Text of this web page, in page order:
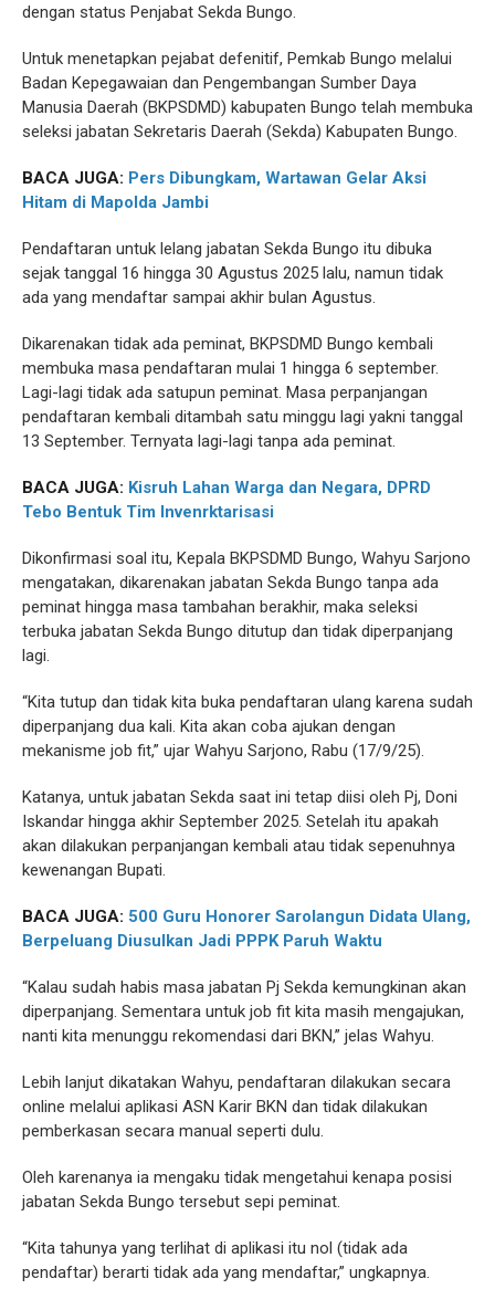
dengan status Penjabat Sekda Bungo.
Untuk menetapkan pejabat defenitif, Pemkab Bungo melalui
Badan Kepegawaian dan Pengembangan Sumber Daya
Manusia Daerah (BKPSDMD) kabupaten Bungo telah membuka
seleksi jabatan Sekretaris Daerah (Sekda) Kabupaten Bungo.
BACA JUGA: Pers Dibungkam, Wartawan Gelar Aksi
Hitam di Mapolda Jambi
Pendaftaran untuk lelang jabatan Sekda Bungo itu dibuka
sejak tanggal 16 hingga 30 Agustus 2025 lalu, namun tidak
ada yang mendaftar sampai akhir bulan Agustus.
Dikarenakan tidak ada peminat, BKPSDMD Bungo kembali
membuka masa pendaftaran mulai 1 hingga 6 september.
Lagi-lagi tidak ada satupun peminat. Masa perpanjangan
pendaftaran kembali ditambah satu minggu lagi yakni tanggal
13 September. Ternyata lagi-lagi tanpa ada peminat.
BACA JUGA: Kisruh Lahan Warga dan Negara, DPRD
Tebo Bentuk Tim Invenrktarisasi
Dikonfirmasi soal itu, Kepala BKPSDMD Bungo, Wahyu Sarjono
mengatakan, dikarenakan jabatan Sekda Bungo tanpa ada
peminat hingga masa tambahan berakhir, maka seleksi
terbuka jabatan Sekda Bungo ditutup dan tidak diperpanjang
lagi.
“Kita tutup dan tidak kita buka pendaftaran ulang karena sudah
diperpanjang dua kali. Kita akan coba ajukan dengan
mekanisme job fit,” ujar Wahyu Sarjono, Rabu (17/9/25).
Katanya, untuk jabatan Sekda saat ini tetap diisi oleh Pj, Doni
Iskandar hingga akhir September 2025. Setelah itu apakah
akan dilakukan perpanjangan kembali atau tidak sepenuhnya
kewenangan Bupati.
BACA JUGA: 500 Guru Honorer Sarolangun Didata Ulang,
Berpeluang Diusulkan Jadi PPPK Paruh Waktu
“Kalau sudah habis masa jabatan Pj Sekda kemungkinan akan
diperpanjang. Sementara untuk job fit kita masih mengajukan,
nanti kita menunggu rekomendasi dari BKN,” jelas Wahyu.
Lebih lanjut dikatakan Wahyu, pendaftaran dilakukan secara
online melalui aplikasi ASN Karir BKN dan tidak dilakukan
pemberkasan secara manual seperti dulu.
Oleh karenanya ia mengaku tidak mengetahui kenapa posisi
jabatan Sekda Bungo tersebut sepi peminat.
“Kita tahunya yang terlihat di aplikasi itu nol (tidak ada
pendaftar) berarti tidak ada yang mendaftar,” ungkapnya.